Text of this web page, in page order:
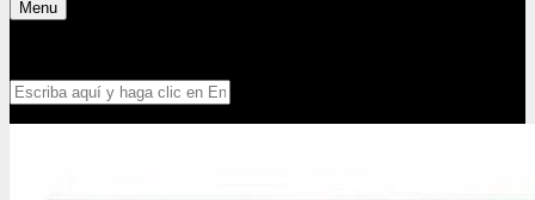
Menu